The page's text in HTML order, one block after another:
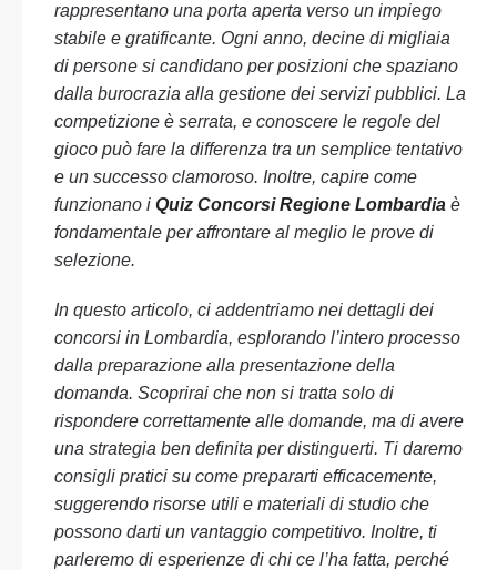
rappresentano una porta aperta verso un impiego
stabile e gratificante. Ogni anno, decine di migliaia
di persone si candidano per posizioni che spaziano
dalla burocrazia alla gestione dei servizi pubblici. La
competizione è serrata, e conoscere le regole del
gioco può fare la differenza tra un semplice tentativo
e un successo clamoroso. Inoltre, capire come
funzionano i Quiz Concorsi Regione Lombardia è
fondamentale per affrontare al meglio le prove di
selezione.
In questo articolo, ci addentriamo nei dettagli dei
concorsi in Lombardia, esplorando l’intero processo
dalla preparazione alla presentazione della
domanda. Scoprirai che non si tratta solo di
rispondere correttamente alle domande, ma di avere
una strategia ben definita per distinguerti. Ti daremo
consigli pratici su come prepararti efficacemente,
suggerendo risorse utili e materiali di studio che
possono darti un vantaggio competitivo. Inoltre, ti
parleremo di esperienze di chi ce l’ha fatta, perché